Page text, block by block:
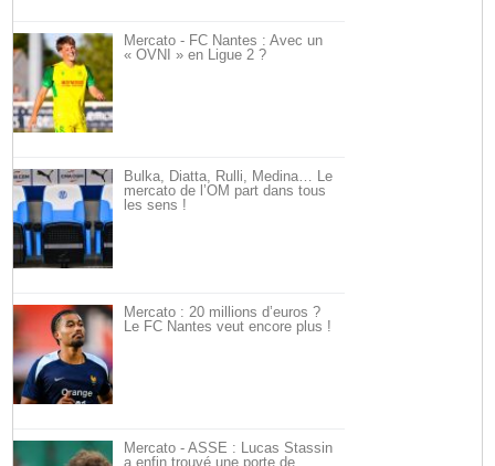
Mercato - FC Nantes : Avec un
« OVNI » en Ligue 2 ?
Bulka, Diatta, Rulli, Medina… Le
mercato de l’OM part dans tous
les sens !
Mercato : 20 millions d’euros ?
Le FC Nantes veut encore plus !
Mercato - ASSE : Lucas Stassin
a enfin trouvé une porte de